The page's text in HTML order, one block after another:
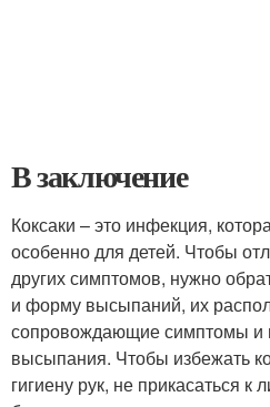
В заключение
Коксаки – это инфекция,
особенно для детей. Чтобы
других симптомов, нужно
и форму высыпаний, их
сопровождающие симптомы и
высыпания. Чтобы избежать
гигиену рук, не прикасаться к